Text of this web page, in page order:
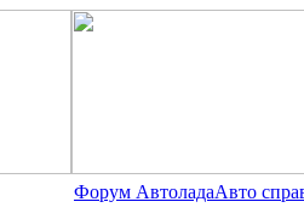
Форум АвтоладаАвто